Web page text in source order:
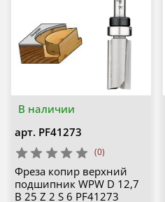
В наличии
арт. PF41273
(0)
Фреза копир верхний
подшипник WPW D 12,7
B 25 Z 2 S 6 PF41273